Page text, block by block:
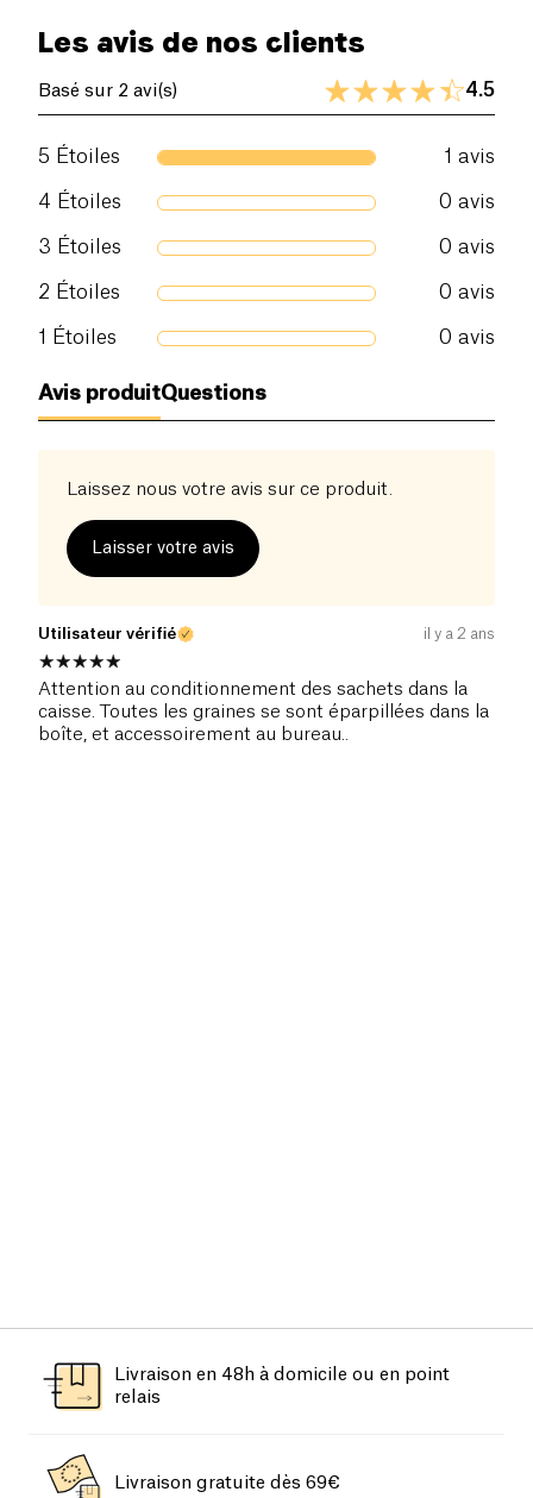
Fibres alimentaires (g)
Les avis de nos clients
Basé sur 2 avi(s) 4.5
5 Étoiles 1 avis
4 Étoiles 0 avis
3 Étoiles 0 avis
2 Étoiles 0 avis
1 Étoiles 0 avis
Avis produitQuestions
Laissez nous votre avis sur ce produit.
Laisser votre avis
Utilisateur vérifié il y a 2 ans
Attention au conditionnement des sachets dans la
caisse. Toutes les graines se sont éparpillées dans la
boîte, et accessoirement au bureau..
Livraison en 48h à domicile ou en point
relais
Livraison gratuite dès 69€